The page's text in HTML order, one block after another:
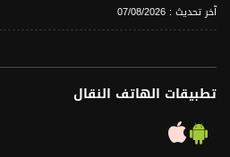
آخر تحديث : 07/08/2026
تطبيقات الهاتف النقال